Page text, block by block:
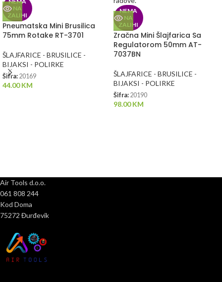
NA
ZALIHI
Pneumatska Mini Brusilica
75mm Rotake RT-3701
ŠLAJFARICE - BRUSILICE -
BIJAKSI - POLIRKE
Šifra: 20169
44.00KM
NEMA
NA
ZALIHI
Zračna Mini Šlajfarica Sa
Regulatorom 50mm AT-
7037BN
ŠLAJFARICE - BRUSILICE -
BIJAKSI - POLIRKE
Šifra: 20190
98.00KM
Air Tools d.o.o.
061 808 244
Kod Doma
75272 Đurđevik